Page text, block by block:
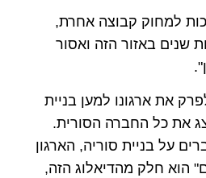
למחוק קבוצה אחרת,
שנים באזור הזה ואסור
את ארגונו למען בניית
את כל החברה הסורית.
על בניית סוריה, הארגון
הוא חלק מהדיאלוג הזה,